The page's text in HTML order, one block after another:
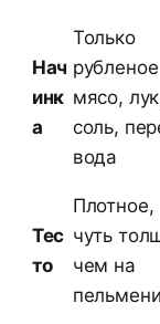
Нач
инк
а
Только
рубленое
мясо,
соль,
вода
Тес
то
Плотное,
чуть
чем на
пельмени